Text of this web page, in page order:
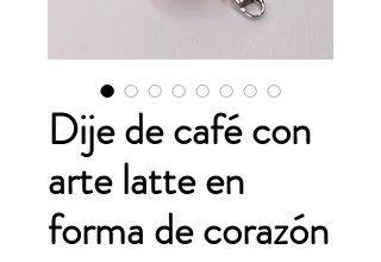
Dije de café con
arte latte en
forma de corazón